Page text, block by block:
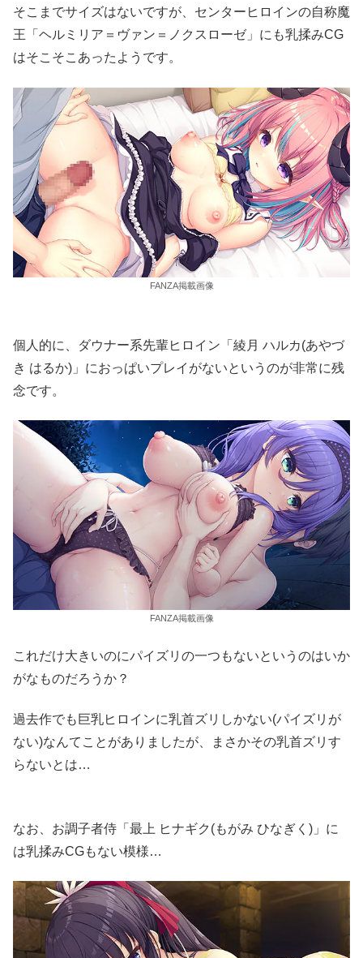
そこまでサイズはないですが、センターヒロインの自称魔
王「ヘルミリア＝ヴァン＝ノクスローゼ」にも乳揉みCG
はそこそこあったようです。
FANZA掲載画像
個人的に、ダウナー系先輩ヒロイン「綾月 ハルカ(あやづ
き はるか)」におっぱいプレイがないというのが非常に残
念です。
FANZA掲載画像
これだけ大きいのにパイズリの一つもないというのはいか
がなものだろうか？
過去作でも巨乳ヒロインに乳首ズリしかない(パイズリが
ない)なんてことがありましたが、まさかその乳首ズリす
らないとは…
なお、お調子者侍「最上 ヒナギク(もがみ ひなぎく)」に
は乳揉みCGもない模様…